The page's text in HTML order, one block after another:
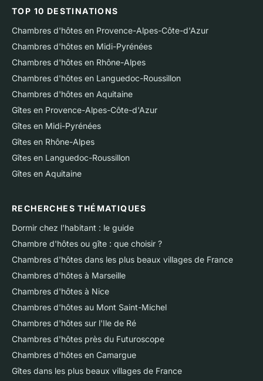
TOP 10 DESTINATIONS
Chambres d'hôtes en Provence-Alpes-Côte-d'Azur
Chambres d'hôtes en Midi-Pyrénées
Chambres d'hôtes en Rhône-Alpes
Chambres d'hôtes en Languedoc-Roussillon
Chambres d'hôtes en Aquitaine
Gîtes en Provence-Alpes-Côte-d'Azur
Gîtes en Midi-Pyrénées
Gîtes en Rhône-Alpes
Gîtes en Languedoc-Roussillon
Gîtes en Aquitaine
RECHERCHES THÉMATIQUES
Dormir chez l'habitant : le guide
Chambre d'hôtes ou gîte : que choisir ?
Chambres d'hôtes dans les plus beaux villages de France
Chambres d'hôtes à Marseille
Chambres d'hôtes à Nice
Chambres d'hôtes au Mont Saint-Michel
Chambres d'hôtes sur l'Ile de Ré
Chambres d'hôtes près du Futuroscope
Chambres d'hôtes en Camargue
Gîtes dans les plus beaux villages de France